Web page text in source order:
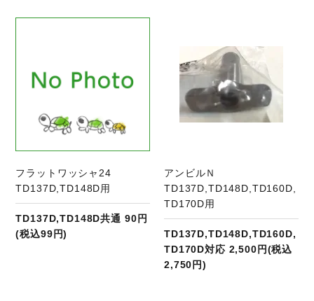
フラットワッシャ24
TD137D,TD148D用
TD137D,TD148D共通 90円
(税込99円)
アンビルＮ
TD137D,TD148D,TD160D,
TD170D用
TD137D,TD148D,TD160D,
TD170D対応 2,500円(税込
2,750円)